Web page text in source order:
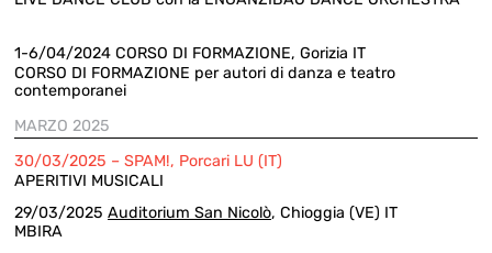
1-6/04/2024 CORSO DI FORMAZIONE, Gorizia IT
CORSO DI FORMAZIONE per autori di danza e teatro
contemporanei
MARZO 2025
30/03/2025 – SPAM!, Porcari LU (IT)
APERITIVI MUSICALI
29/03/2025 Auditorium San Nicolò, Chioggia (VE) IT
MBIRA